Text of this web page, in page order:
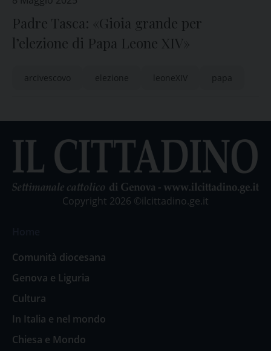
Padre Tasca: «Gioia grande per
l’elezione di Papa Leone XIV»
arcivescovo elezione leoneXIV papa
Copyright 2026 ©ilcittadino.ge.it
Comunità diocesana
Genova e Liguria
Cultura
In Italia e nel mondo
Chiesa e Mondo